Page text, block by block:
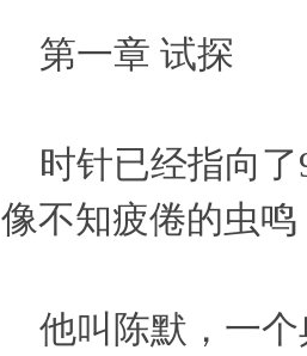
第一章 试探
时针已经指向了
像不知疲倦的虫
他叫陈默，一个